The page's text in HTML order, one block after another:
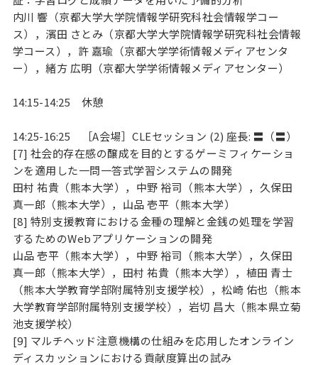
内川 響（京都大学大学院情報学研究科社会情報学コー
ス），濱田 さとみ（京都大学大学院情報学研究科社会情報
学コース），許 嘉瑜（京都大学学術情報メディアセンタ
ー），緒方 広明（京都大学学術情報メディアセンター）
14:15-14:25 休憩
14:25-16:25 ［A会場］CLEセッション (2) 座長: 〓（〓）
[7] 社会的存在感の醸成を目的とするゲーミフィケーショ
ンを適用した一問一答式学習システムの開発
田村 祐貴（熊本大学），中野 裕司（熊本大学），久保田
真一郎（熊本大学），山品 壱平（熊本大学）
[8] 特別支援教育における金種の理解と金銭の処理を学習
するためのWebアプリケーションの開発
山品 壱平（熊本大学），中野 裕司（熊本大学），久保田
真一郎（熊本大学），田村 祐貴（熊本大学），植田 青士
（熊本大学教育学部附属特別支援学校），松崎 佑也（熊本
大学教育学部附属特別支援学校），岩切 昌大（熊本県立菊
池支援学校）
[9] マルチヘッド注意機構の仕組みを応用したオンライン
ディスカッションにおける貢献度算出の試み